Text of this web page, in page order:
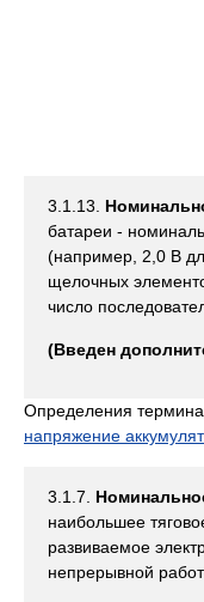
3.1.13.
батареи -
(например, 2,0 В
щелочных
число
(Введен
Определения
напряжение
3.1.7.
наибольшее
развиваемое
непрерывной